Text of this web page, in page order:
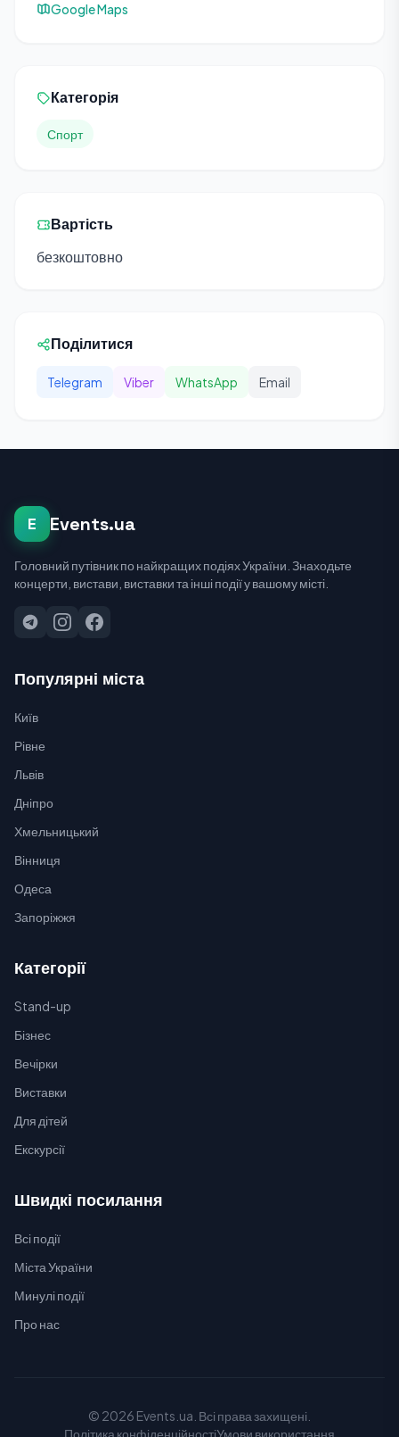
Google Maps
Категорія
Спорт
Вартість
безкоштовно
Поділитися
Telegram Viber WhatsApp Email
E Events.ua
Головний путівник по найкращих подіях України. Знаходьте
концерти, вистави, виставки та інші події у вашому місті.
Популярні міста
Київ
Рівне
Львів
Дніпро
Хмельницький
Вінниця
Одеса
Запоріжжя
Категорії
Stand-up
Бізнес
Вечірки
Виставки
Для дітей
Екскурсії
Швидкі посилання
Всі події
Міста України
Минулі події
Про нас
© 2026 Events.ua. Всі права захищені.
Політика конфіденційностіУмови використання